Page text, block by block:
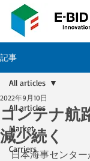
記事
All articles
Market
Carriers
All articles
コンテナ航
減少続く
2022年9月10日
日本海事センタ